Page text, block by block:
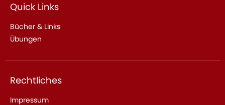
Quick Links
Bücher & Links
Übungen
Rechtliches
Impressum